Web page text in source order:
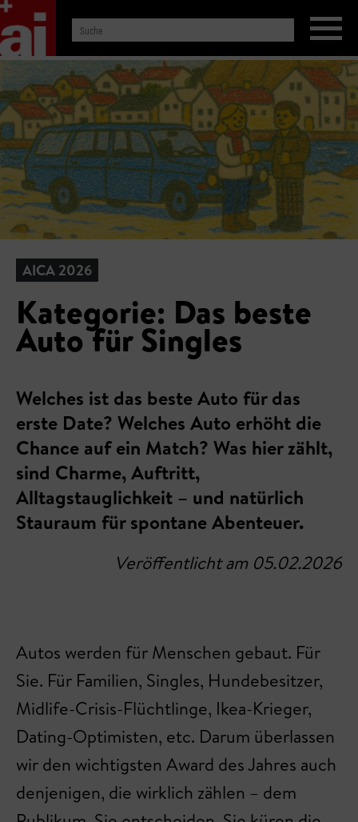
AICA 2026
Kategorie: Das beste
Auto für Singles
Welches ist das beste Auto für das
erste Date? Welches Auto erhöht die
Chance auf ein Match? Was hier zählt,
sind Charme, Auftritt,
Alltagstauglichkeit – und natürlich
Stauraum für spontane Abenteuer.
Veröffentlicht am 05.02.2026
Autos werden für Menschen gebaut. Für
Sie. Für Familien, Singles, Hundebesitzer,
Midlife-Crisis-Flüchtlinge, Ikea-Krieger,
Dating-Optimisten, etc. Darum überlassen
wir den wichtigsten Award des Jahres auch
denjenigen, die wirklich zählen – dem